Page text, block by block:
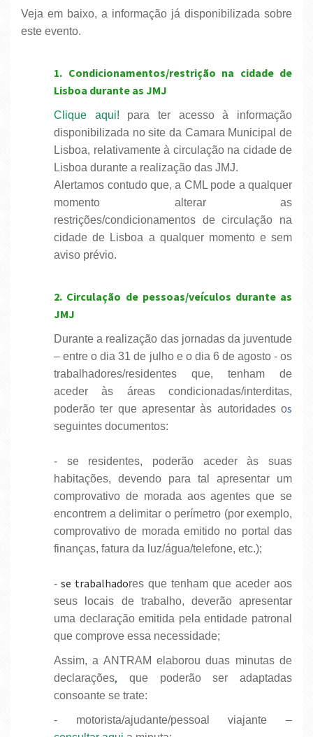
Veja em baixo, a informação já disponibilizada sobre
este evento.
1. Condicionamentos/restrição na cidade de
Lisboa durante as JMJ
Clique aqui! para ter acesso à informação
disponibilizada no site da Camara Municipal de
Lisboa, relativamente à circulação na cidade de
Lisboa durante a realização das JMJ.
Alertamos contudo que, a CML pode a qualquer
momento alterar as
restrições/condicionamentos de circulação na
cidade de Lisboa a qualquer momento e sem
aviso prévio.
2. Circulação de pessoas/veículos durante as
JMJ
Durante a realização das jornadas da juventude
– entre o dia 31 de julho e o dia 6 de agosto - os
trabalhadores/residentes que, tenham de
aceder às áreas condicionadas/interditas,
poderão ter que apresentar às autoridades os
seguintes documentos:
- se residentes, poderão aceder às suas
habitações, devendo para tal apresentar um
comprovativo de morada aos agentes que se
encontrem a delimitar o perímetro (por exemplo,
comprovativo de morada emitido no portal das
finanças, fatura da luz/água/telefone, etc.);
- se trabalhadores que tenham que aceder aos
seus locais de trabalho, deverão apresentar
uma declaração emitida pela entidade patronal
que comprove essa necessidade;
Assim, a ANTRAM elaborou duas minutas de
declarações, que poderão ser adaptadas
consoante se trate:
- motorista/ajudante/pessoal viajante –